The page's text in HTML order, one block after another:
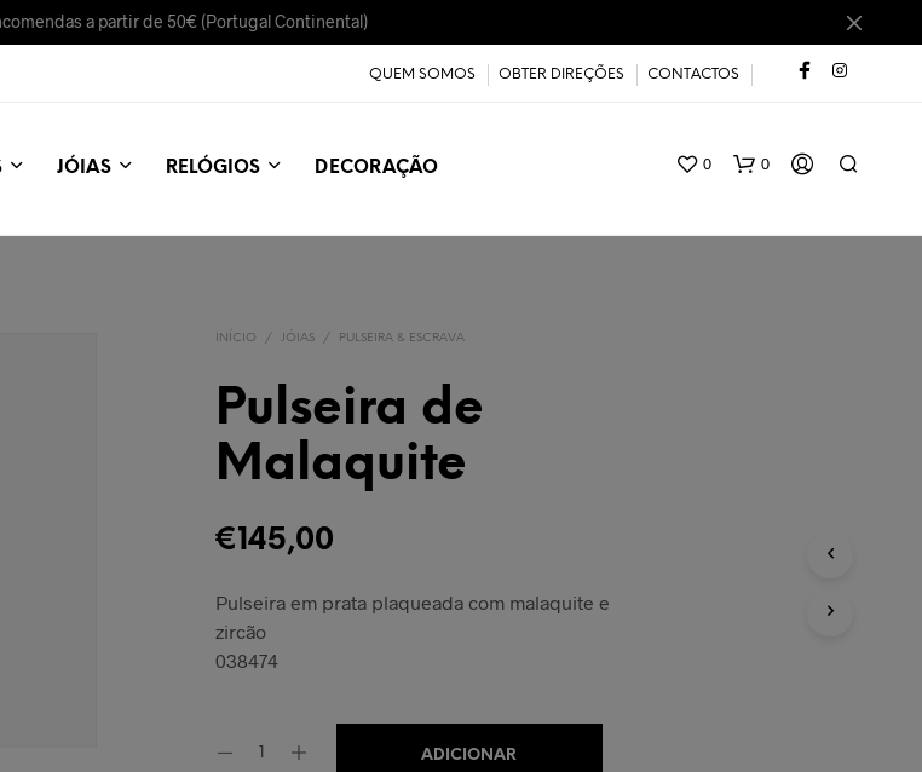
a partir de 50€ (Portugal Continental)
QUEM SOMOS OBTER DIREÇÕES CONTACTOS
JÓIAS RELÓGIOS DECORAÇÃO 0 0
INÍCIO / JÓIAS / PULSEIRA & ESCRAVA
Pulseira de
Malaquite
€145,00
Pulseira em prata plaqueada com malaquite e
zircão
038474
ADICIONAR